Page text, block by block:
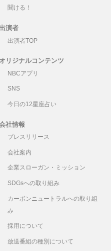
聞ける！
出演者
出演者TOP
オリジナルコンテンツ
NBCアプリ
SNS
今日の12星座占い
社情報
プレスリリース
会社案内
企業スローガン・ミッション
SDGsへの取り組み
カーボンニュートラルへの取り組
み
採用について
放送番組の種別について